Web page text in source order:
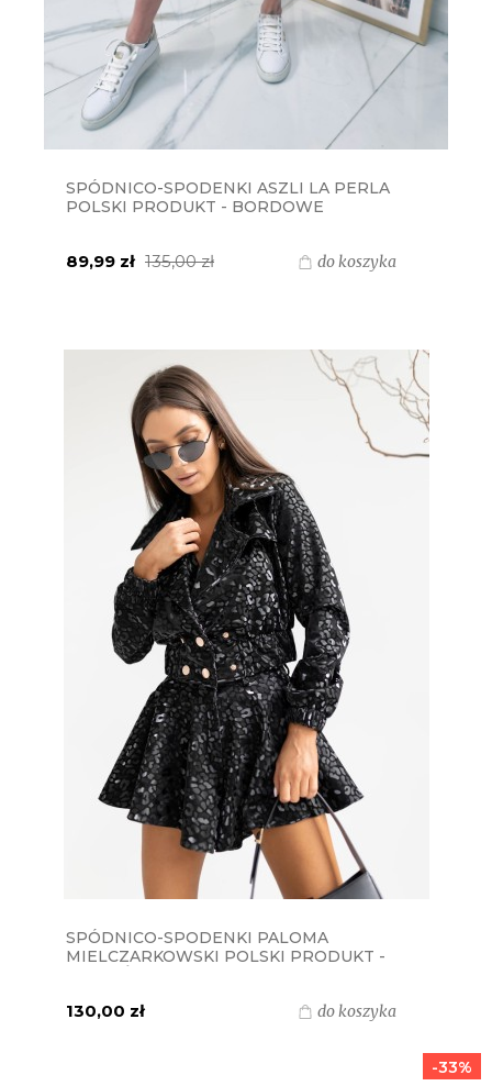
SPÓDNICO-SPODENKI ASZLI LA PERLA
POLSKI PRODUKT - BORDOWE
89,99 zł 135,00 zł do koszyka
SPÓDNICO-SPODENKI PALOMA
MIELCZARKOWSKI POLSKI PRODUKT -
130,00 zł do koszyka
-33%